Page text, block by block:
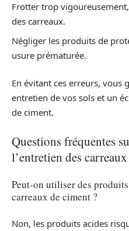
Frotter trop
des carreaux.
Négliger les produits de
usure prématurée.
En évitant ces erreurs, vous
entretien de vos sols et un
de ciment.
Questions fréquentes
l’entretien des
Peut-on utiliser des
carreaux de ciment ?
Non, les produits acides